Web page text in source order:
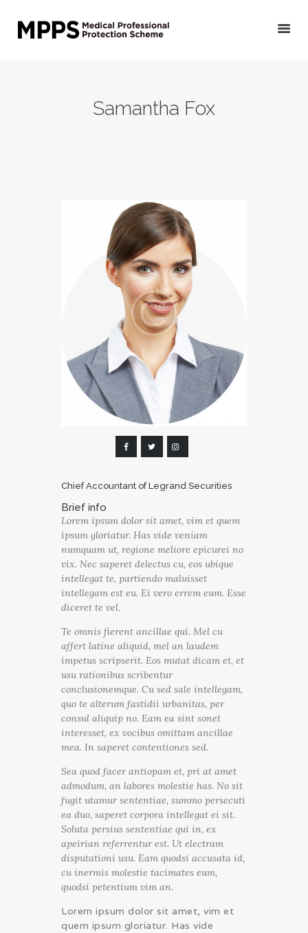
Samantha Fox
GET YOUR QUOTE/
VETERINARIANS
PUBLIC DOCTORS,
DENTISTS &
OTHER CLINICAL
PROFESSIONALS
ABOUT US
Chief Accountant of Legrand Securities
Brief info
Lorem ipsum dolor sit amet, vim et quem
ipsum gloriatur. Has vide veniam
numquam ut, regione meliore epicurei no
vix. Nec saperet delectus cu, eos ubique
intellegat te, partiendo maluisset
intellegam est eu. Ei vero errem eum. Esse
diceret te vel.
Te omnis fierent ancillae qui. Mel cu
affert latine aliquid, mel an laudem
impetus scripserit. Eos mutat dicam et, et
usu rationibus scribentur
conclusionemque. Cu sed sale intellegam,
quo te alterum fastidii urbanitas, per
consul aliquip no. Eam ea sint sonet
interesset, ex vocibus omittam ancillae
mea. In saperet contentiones sed.
Sea quod facer antiopam et, pri at amet
admodum, an labores molestie has. No sit
fugit utamur sententiae, summo persecuti
ea duo, saperet corpora intellegat ei sit.
Soluta persius sententiae qui in, ex
apeirian referrentur est. Ut electram
disputationi usu. Eam quodsi accusata id,
cu inermis molestie tacimates eum,
quodsi petentium vim an.
Lorem ipsum dolor sit amet, vim et
quem ipsum gloriatur. Has vide